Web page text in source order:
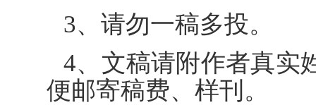
3、请勿一稿多投。
4、文稿请附作者真实
便邮寄稿费、样刊。